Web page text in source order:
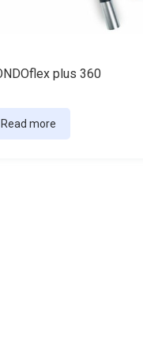
plus 360
Read more